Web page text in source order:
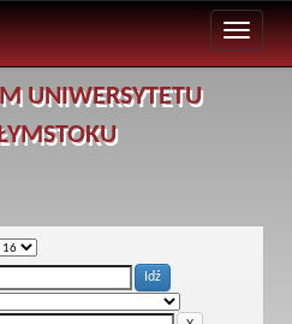
UNIWERSYTETU